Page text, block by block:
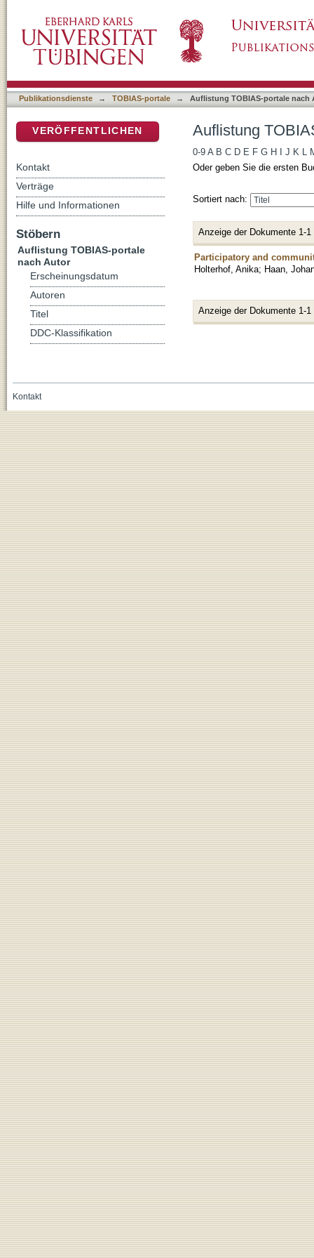
Publikationsdienste → TOBIAS-portale → Auflistung TOBIAS-portale nach
Auflistung
0-9 A B C D E F G H J K L
Oder geben Sie die ersten
Sortiert nach:
Anzeige der Dokumente 1-1
Participatory and
Holterhof, Anika; Haan,
Anzeige der Dokumente 1-1
VERÖFFENTLICHEN
Kontakt
Verträge
Hilfe und Informationen
Stöbern
Auflistung TOBIAS-portale
nach Autor
Erscheinungsdatum
Autoren
Titel
DDC-Klassifikation
Kontakt